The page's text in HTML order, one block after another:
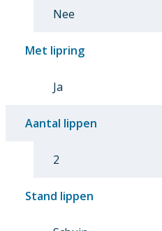
Nee
Met lipring
Ja
Aantal lippen
2
Stand lippen